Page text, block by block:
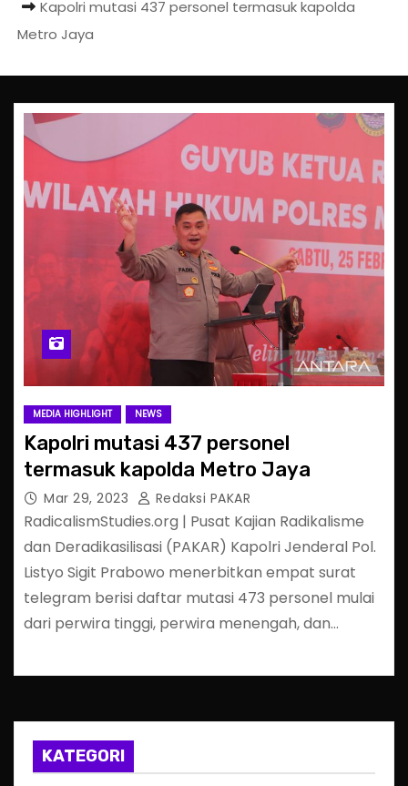
Kapolri mutasi 437 personel termasuk kapolda
Metro Jaya
MEDIA HIGHLIGHT NEWS
Kapolri mutasi 437 personel
termasuk kapolda Metro Jaya
Mar 29, 2023 Redaksi PAKAR
RadicalismStudies.org | Pusat Kajian Radikalisme
dan Deradikasilisasi (PAKAR) Kapolri Jenderal Pol.
Listyo Sigit Prabowo menerbitkan empat surat
telegram berisi daftar mutasi 473 personel mulai
dari perwira tinggi, perwira menengah, dan…
KATEGORI